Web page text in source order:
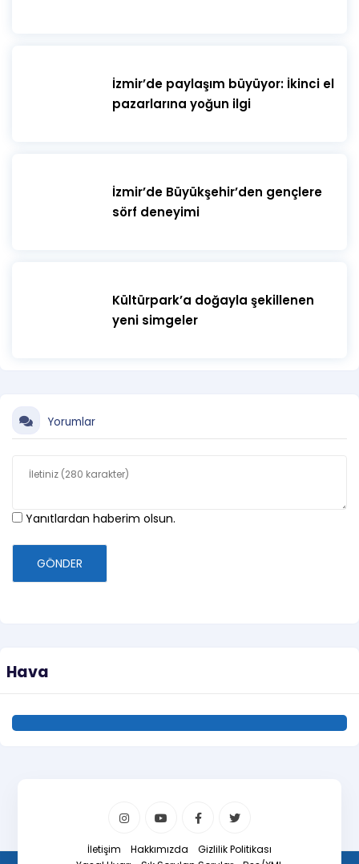
İzmir’de paylaşım büyüyor: İkinci el
pazarlarına yoğun ilgi
İzmir’de Büyükşehir’den gençlere
sörf deneyimi
Kültürpark’a doğayla şekillenen
yeni simgeler
Yorumlar
Yanıtlardan haberim olsun.
GÖNDER
Hava
İletişim Hakkımızda
Gizlilik Politikası